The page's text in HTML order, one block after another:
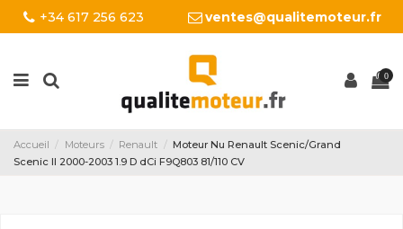
+34 617 256 623 ventes@qualitemoteur.fr
0
Accueil Moteurs Renault
Moteur Nu Renault Scenic/Grand
Scenic II 2000-2003 1.9 D dCi F9Q803 81/110 CV